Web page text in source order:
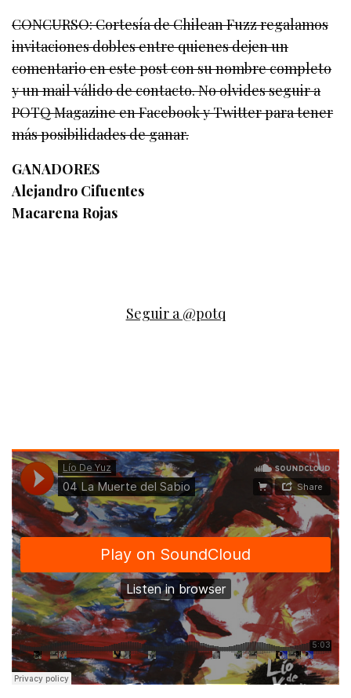
CONCURSO: Cortesía de Chilean Fuzz regalamos
invitaciones dobles entre quienes dejen un
comentario en este post con su nombre completo
y un mail válido de contacto. No olvides seguir a
POTQ Magazine en Facebook y Twitter para tener
más posibilidades de ganar.
GANADORES
Alejandro Cifuentes
Macarena Rojas
Seguir a @potq